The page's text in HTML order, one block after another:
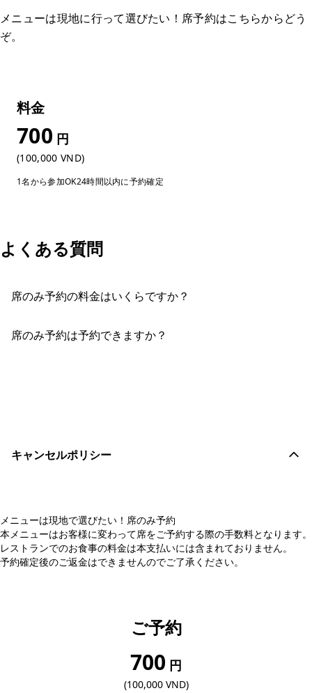
メニューは現地に行って選びたい！席予約はこちらからどう
ぞ。
料金
700 円
(100,000 VND)
1名から参加OK24時間以内に予約確定
よくある質問
席のみ予約の料金はいくらですか？
席のみ予約は予約できますか？
キャンセルポリシー
メニューは現地で選びたい！席のみ予約
本メニューはお客様に変わって席をご予約する際の手数料となります。
レストランでのお食事の料金は本支払いには含まれておりません。
予約確定後のご返金はできませんのでご了承ください。
ご予約
700 円
(100,000 VND)